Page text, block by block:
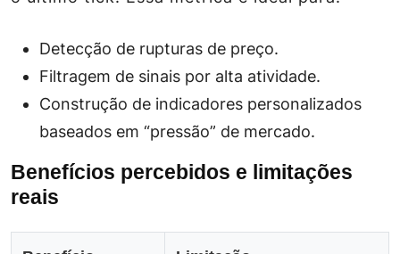
Detecção de rupturas de preço.
Filtragem de sinais por alta atividade.
Construção de indicadores personalizados
baseados em “pressão” de mercado.
Benefícios percebidos e limitações
reais